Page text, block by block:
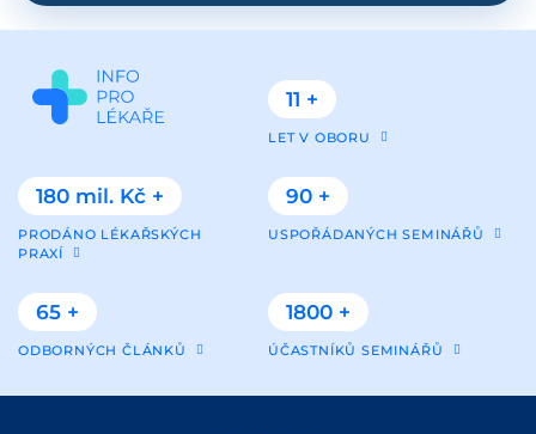
11 +
LET V OBORU
180 mil. Kč +
PRODÁNO LÉKAŘSKÝCH
PRAXÍ
90 +
USPOŘÁDANÝCH SEMINÁŘŮ
65 +
ODBORNÝCH ČLÁNKŮ
1800 +
ÚČASTNÍKŮ SEMINÁŘŮ